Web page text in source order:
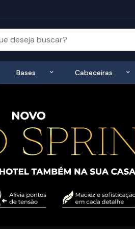
Exibir submenu de Colchões
Bases Exibir submenu de Bases
Cabeceiras